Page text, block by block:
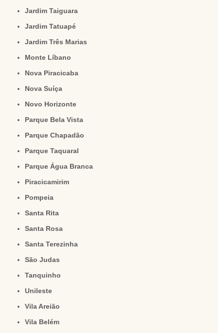
Jardim Taiguara
Jardim Tatuapé
Jardim Três Marias
Monte Líbano
Nova Piracicaba
Nova Suíça
Novo Horizonte
Parque Bela Vista
Parque Chapadão
Parque Taquaral
Parque Água Branca
Piracicamirim
Pompeia
Santa Rita
Santa Rosa
Santa Terezinha
São Judas
Tanquinho
Unileste
Vila Areião
Vila Belém